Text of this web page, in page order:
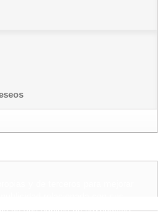
y de terceros para mejorar
de sus hábitos de navegación.